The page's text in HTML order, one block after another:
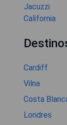
Jacuzzi
California
Cardiff
Vilna
Costa
Londres